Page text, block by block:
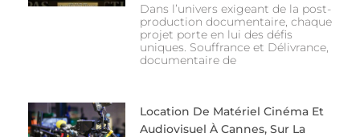
Dans l’univers exigeant de la post-
production documentaire, chaque
projet porte en lui des défis
uniques. Souffrance et Délivrance,
documentaire de
Location De Matériel Cinéma Et
Audiovisuel À Cannes, Sur La